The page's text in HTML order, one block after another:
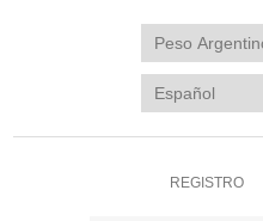
REGISTRO